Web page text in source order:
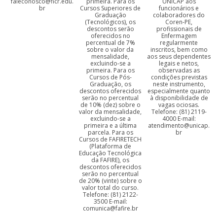
br
Cursos Superiores de
Graduação
(Tecnológicos), os
descontos serão
oferecidos no
percentual de 7%
sobre o valor da
mensalidade,
excluindo-se a
primeira. Para os
Cursos de Pós-
Graduação, os
descontos oferecidos
serão no percentual
de 10% (dez) sobre o
valor da mensalidade,
excluindo-se a
primeira e a última
parcela. Para os
Cursos de FAFIRETECH
(Plataforma de
Educação Tecnológica
da FAFIRE), os
descontos oferecidos
serão no percentual
de 20% (vinte) sobre o
valor total do curso.
Telefone: (81) 2122-
3500 E-mail:
comunica@fafire.br
funcionários e
colaboradores do
Coren-PE,
profissionais de
Enfermagem
regularmente
inscritos, bem como
aos seus dependentes
legais e netos,
observadas as
condições previstas
neste instrumento,
especialmente quanto
à disponibilidade de
vagas ociosas.
Telefone: (81) 2119-
4000 E-mail:
atendimento@unicap.
br